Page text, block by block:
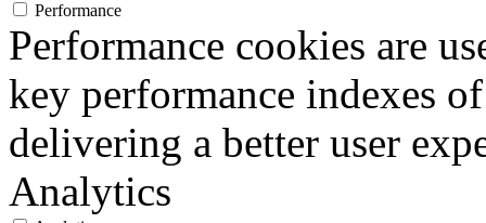
Performance
Performance cookies are
key performance indexes
delivering a better user
Analytics